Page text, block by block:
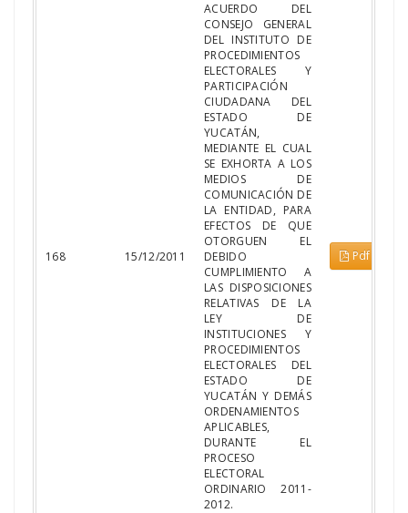
168 15/12/2011
ACUERDO DEL
CONSEJO GENERAL
DEL INSTITUTO DE
PROCEDIMIENTOS
ELECTORALES Y
PARTICIPACIÓN
CIUDADANA DEL
ESTADO DE
YUCATÁN,
MEDIANTE EL CUAL
SE EXHORTA A LOS
MEDIOS DE
COMUNICACIÓN DE
LA ENTIDAD, PARA
EFECTOS DE QUE
OTORGUEN EL
DEBIDO
CUMPLIMIENTO A
LAS DISPOSICIONES
RELATIVAS DE LA
LEY DE
INSTITUCIONES Y
PROCEDIMIENTOS
ELECTORALES DEL
ESTADO DE
YUCATÁN Y DEMÁS
ORDENAMIENTOS
APLICABLES,
DURANTE EL
PROCESO
ELECTORAL
ORDINARIO 2011-
2012.
Pdf